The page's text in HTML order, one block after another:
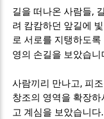
길을 떠나온 사람들,
려 캄캄하던 앞길에
로 서로를 지탱하도
영의 손길을 보았습니
사람끼리 만나고, 피
창조의 영역을 확장
고 계심을 보았습니다.